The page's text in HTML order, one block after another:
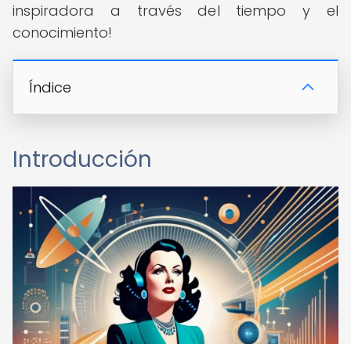
inspiradora a través del tiempo y el
conocimiento!
Índice
Introducción